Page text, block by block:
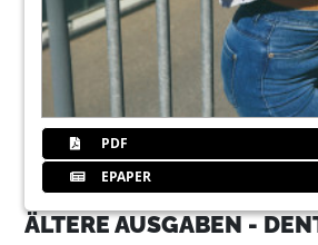
PDF
EPAPER
ÄLTERE AUSGABEN -